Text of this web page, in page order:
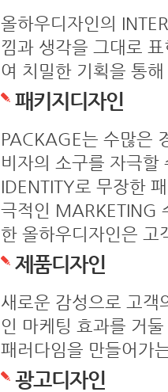
올하우디자인의
낌과 생각을 그대로
여 치밀한 기획을 통
패키지디자인
PACKAGE는 수많은
비자의 소구를 자극
IDENTITY로 무장한
극적인 MARKETING
한 올하우디자인은 고
제품디자인
새로운 감성으로 고객
인 마케팅 효과를 거
패러다임을 만들어가
광고디자인